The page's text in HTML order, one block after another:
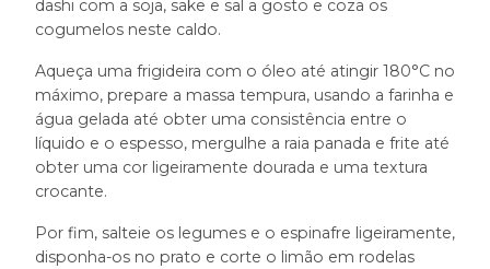
dashi com a soja, sake e sal a gosto e coza os
cogumelos neste caldo.
Aqueça uma frigideira com o óleo até atingir 180°C no
máximo, prepare a massa tempura, usando a farinha e
água gelada até obter uma consistência entre o
líquido e o espesso, mergulhe a raia panada e frite até
obter uma cor ligeiramente dourada e uma textura
crocante.
Por fim, salteie os legumes e o espinafre ligeiramente,
disponha-os no prato e corte o limão em rodelas